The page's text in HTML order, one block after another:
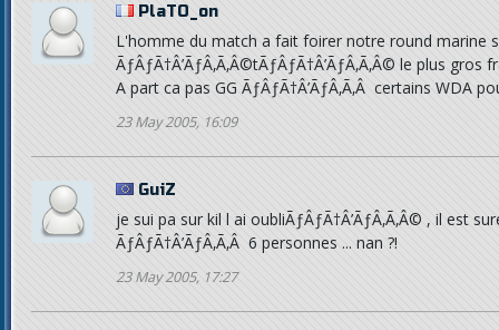
PlaTO_on
L'homme du match a fait foirer notre round marine
ÃƒÂƒÃ†Â’ÃƒÂ‚Ã‚Â©tÃƒÂƒÃ†Â’ÃƒÂ‚Ã‚Â© le plus
A part ca pas GG ÃƒÂƒÃ†Â’ÃƒÂ‚Ã‚Â certains WDA
23 May 2005, 16:09
GuiZ
je sui pa sur kil l ai oubliÃƒÂƒÃ†Â’ÃƒÂ‚Ã‚Â© , il est
ÃƒÂƒÃ†Â’ÃƒÂ‚Ã‚Â 6 personnes ... nan ?!
23 May 2005, 17:27